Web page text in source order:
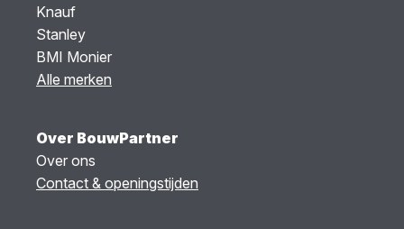
Knauf
Stanley
BMI Monier
Alle merken
Over BouwPartner
Over ons
Contact & openingstijden